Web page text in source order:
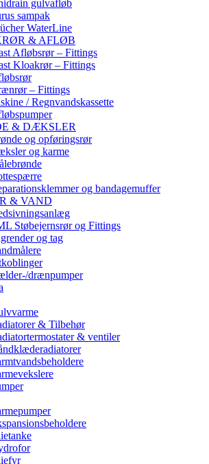
gulvafløb
sampak
WaterLine
& AFLØB
Afløbsrør – Fittings
Kloakrør – Fittings
– Fittings
/ Regnvandskassette
& DÆKSLER
og opføringsrør
og karme
og bandagemuffer
& VAND
Støbejernsrør og Fittings
og tag
drænpumper
& Tilbehør
& ventiler